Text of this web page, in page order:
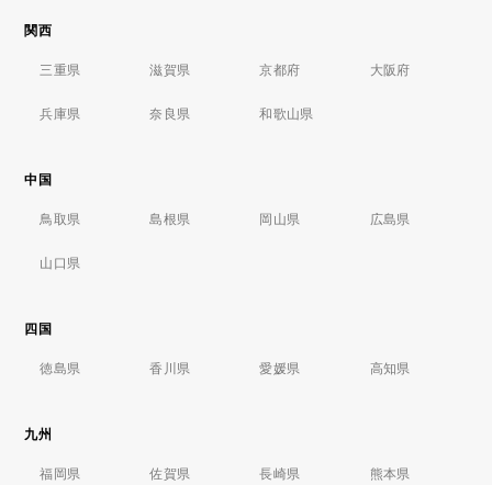
関西
三重県 滋賀県 京都府 大阪府
兵庫県 奈良県 和歌山県
中国
鳥取県 島根県 岡山県 広島県
山口県
四国
徳島県 香川県 愛媛県 高知県
九州
福岡県 佐賀県 長崎県 熊本県